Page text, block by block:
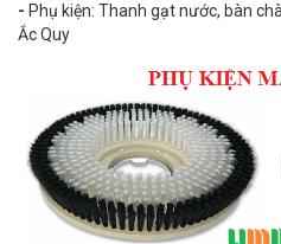
- Phụ kiện: Thanh gạt nước, bàn
Ắc Quy